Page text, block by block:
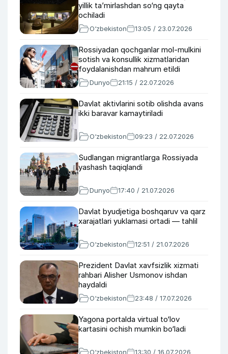
yillik ta’mirlashdan so‘ng qayta
ochiladi
O‘zbekiston 13:05 / 23.07.2026
Rossiyadan qochganlar mol-mulkini
sotish va konsullik xizmatlaridan
foydalanishdan mahrum etildi
Dunyo 21:15 / 22.07.2026
Davlat aktivlarini sotib olishda avans
ikki baravar kamaytiriladi
O‘zbekiston 09:23 / 22.07.2026
Sudlangan migrantlarga Rossiyada
yashash taqiqlandi
Dunyo 17:40 / 21.07.2026
Davlat byudjetiga boshqaruv va qarz
xarajatlari yuklamasi ortadi — tahlil
O‘zbekiston 12:51 / 21.07.2026
Prezident Davlat xavfsizlik xizmati
rahbari Alisher Usmonov ishdan
haydaldi
O‘zbekiston 23:48 / 17.07.2026
Yagona portalda virtual to‘lov
kartasini ochish mumkin bo‘ladi
O‘zbekiston 13:30 / 16.07.2026